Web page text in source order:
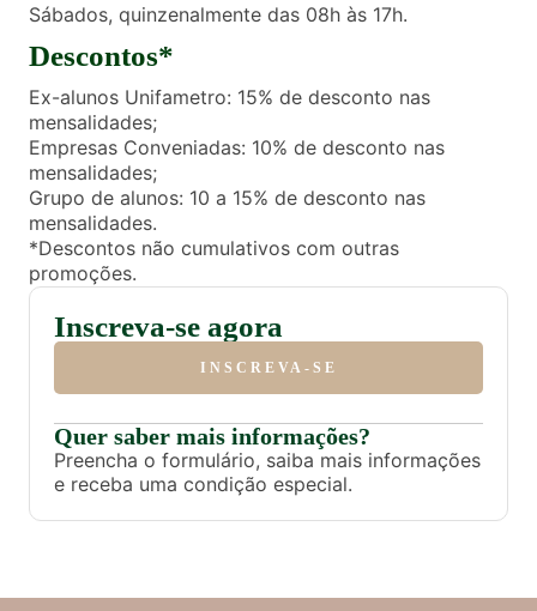
Sábados, quinzenalmente das 08h às 17h.
Descontos*
Ex-alunos Unifametro: 15% de desconto nas
mensalidades;
Empresas Conveniadas: 10% de desconto nas
mensalidades;
Grupo de alunos: 10 a 15% de desconto nas
mensalidades.
*Descontos não cumulativos com outras
promoções.
Inscreva-se agora
INSCREVA-SE
Quer saber mais informações?
Preencha o formulário, saiba mais informações
e receba uma condição especial.